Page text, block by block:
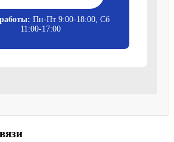
Пн-Пт 9:00-18:00, Сб
11:00-17:00